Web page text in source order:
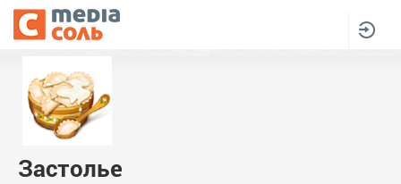
Застолье